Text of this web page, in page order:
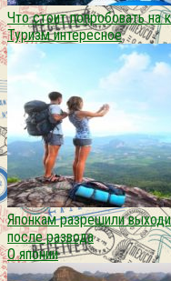
Что стоит попробовать на
Туризм интересное
Японкам разрешили
после развода
О японии